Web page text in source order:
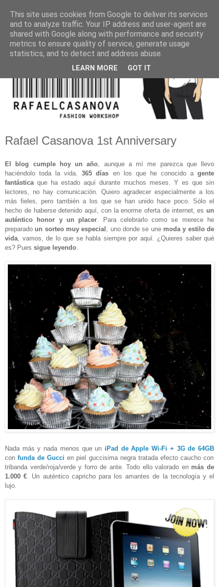
Rafael Casanova 1st Anniversary
El blog cumple hoy un año , aunque a mí me parezca que llevo
haciéndolo toda la vida.365 días en los que he conocido agente
fantástica que ha estado aquí durante muchos meses. Y es que sin
lectores, no hay comunicación. Quiero agradecer especialmente a los
más fieles, pero también a los que se han unido hace poco. Sólo el
hecho de haberse detenido aquí, con la enorme oferta de internet, es un
auténtico honor y un placer . Para celebrarlo como se merece he
preparadoun sorteo muy especial ; uno donde se une moda y estilo de
vida , vamos, de lo que se habla siempre por aquí. ¿Quieres saber qué
es? Pues sigue leyendo
Nada más y nada menos que un iPad de Apple Wi-Fi + 3G de 64GB
confunda de Gucci en piel guccisima negra tratada efecto caucho con
tribanda verde/roja/verde y forro de ante. Todo ello valorado en más de
1.000 € . Un auténtico capricho para los amantes de la tecnología y el
lujo.
This site uses cookies from Google to deliver its services
and to analyze traffic. Your IP address and user-agent are
shared with Google along with performance and security
metrics to ensure quality of service, generate usage
statistics, and to detect and address abuse.
LEARN MORE GOT IT